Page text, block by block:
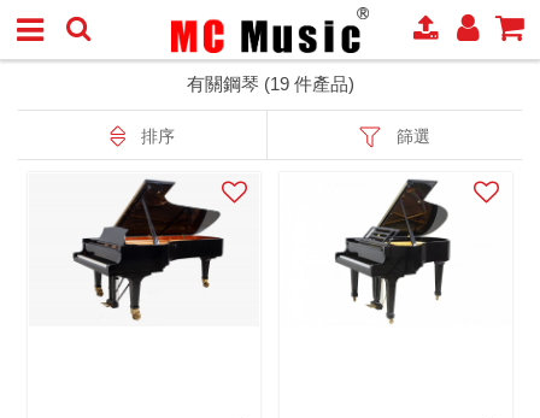
有關鋼琴 (19 件產品)
排序 篩選